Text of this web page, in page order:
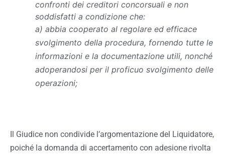
confronti dei creditori concorsuali e non
soddisfatti a condizione che:
a) abbia cooperato al regolare ed efficace
svolgimento della procedura, fornendo tutte le
informazioni e la documentazione utili, nonché
adoperandosi per il proficuo svolgimento delle
operazioni;
Il Giudice non condivide l’argomentazione del Liquidatore,
poiché la domanda di accertamento con adesione rivolta